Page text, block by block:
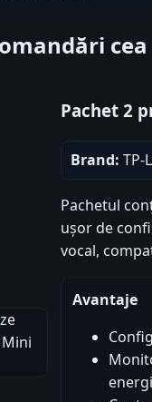
Pachet 2
Brand: TP-
Pachetul
ușor de
vocal,
Avantaje